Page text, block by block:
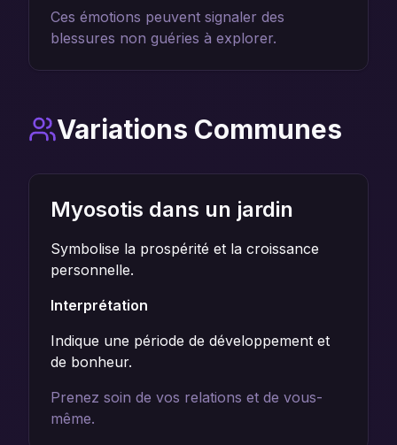
Ces émotions peuvent signaler des
blessures non guéries à explorer.
Variations Communes
Myosotis dans un jardin
Symbolise la prospérité et la croissance
personnelle.
Interprétation
Indique une période de développement et
de bonheur.
Prenez soin de vos relations et de vous-
même.